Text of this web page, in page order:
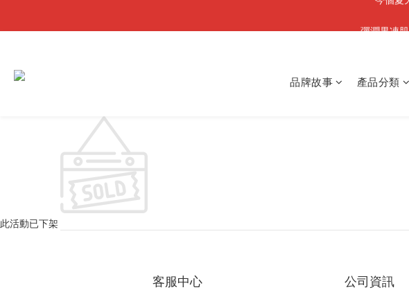
彈潤果凍
品牌故事 產品分類
此活動已下架
客服中心 公司資訊